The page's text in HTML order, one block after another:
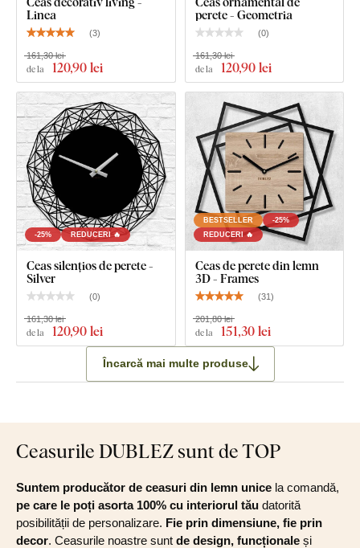
Linea
(3)
de la 120,90 lei
161,30 lei
perete - Geometria
(0)
de la 120,90 lei
161,30 lei
-25% REDUCERI 🔥
Ceas silențios de perete -
Silver
(0)
de la 120,90 lei
161,30 lei
BESTSELLER
-25%
REDUCERI 🔥
Ceas de perete din lemn
3D - Frames
(31)
de la 151,30 lei
201,80 lei
Încarcă mai multe produse
Ceasurile DUBLEZ sunt de TOP
Suntem producător de ceasuri din lemn unice la comandă,
pe care le poți asorta 100% cu interiorul tău datorită
posibilității de personalizare. Fie prin dimensiune, fie prin
decor. Ceasurile noastre sunt de design, funcționale și